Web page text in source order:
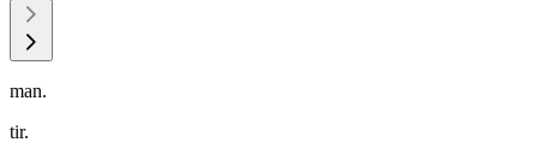
man.
tir.